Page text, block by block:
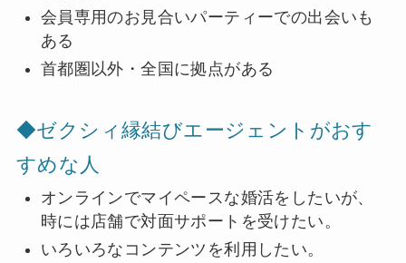
会員専用のお見合いパーティーでの出会いも
ある
首都圏以外・全国に拠点がある
◆ゼクシィ縁結びエージェントがおす
すめな人
オンラインでマイペースな婚活をしたいが、
時には店舗で対面サポートを受けたい。
いろいろなコンテンツを利用したい。